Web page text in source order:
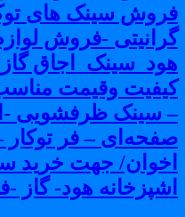
سینک های
-فروش لوازم
گاز
وقیمت
سینک ظرفشویی -
– فر توکار
جهت خرید
هود- گاز -